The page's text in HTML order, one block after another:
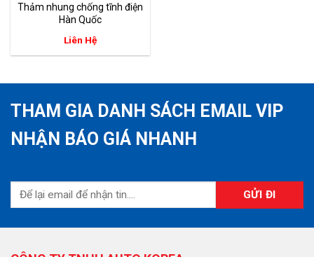
Thảm nhung chống tĩnh điện
Hàn Quốc
Liên Hệ
THAM GIA DANH SÁCH EMAIL VIP
NHẬN BÁO GIÁ NHANH